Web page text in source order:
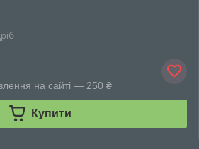
на сайті — 250 ₴
Купити